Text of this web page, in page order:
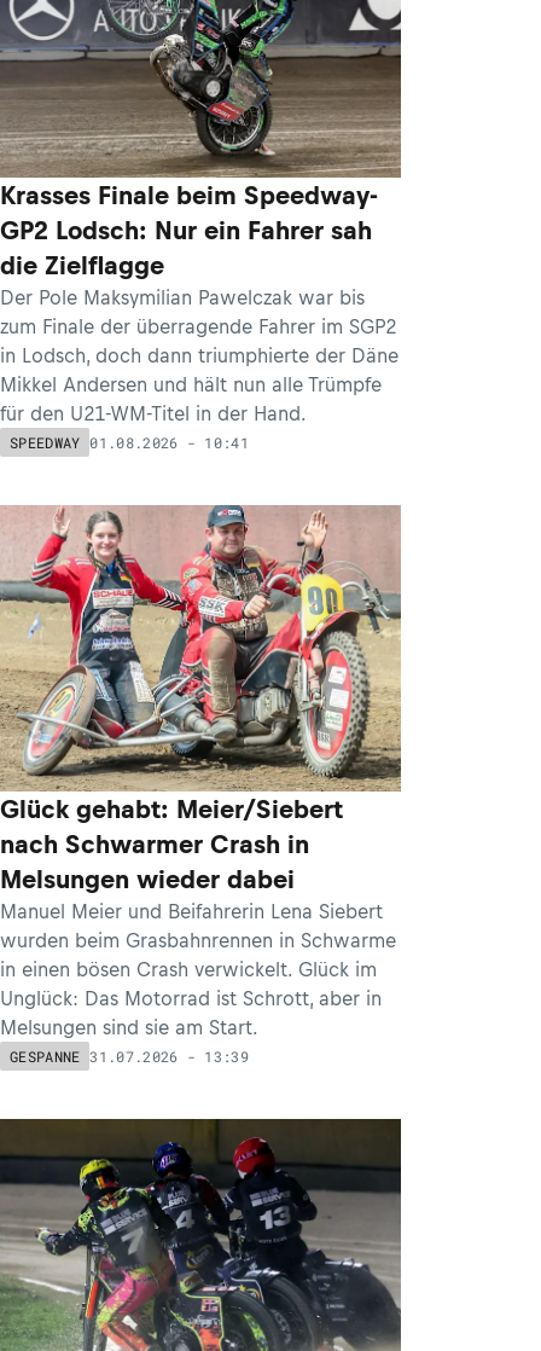
Krasses Finale beim Speedway-
GP2 Lodsch: Nur ein Fahrer sah
die Zielflagge
Der Pole Maksymilian Pawelczak war bis
zum Finale der überragende Fahrer im SGP2
in Lodsch, doch dann triumphierte der Däne
Mikkel Andersen und hält nun alle Trümpfe
für den U21-WM-Titel in der Hand.
SPEEDWAY 01.08.2026 - 10:41
Glück gehabt: Meier/Siebert
nach Schwarmer Crash in
Melsungen wieder dabei
Manuel Meier und Beifahrerin Lena Siebert
wurden beim Grasbahnrennen in Schwarme
in einen bösen Crash verwickelt. Glück im
Unglück: Das Motorrad ist Schrott, aber in
Melsungen sind sie am Start.
GESPANNE 31.07.2026 - 13:39